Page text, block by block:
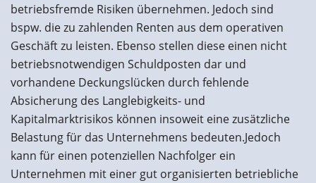
betriebsfremde Risiken übernehmen. Jedoch sind
bspw. die zu zahlenden Renten aus dem operativen
Geschäft zu leisten. Ebenso stellen diese einen nicht
betriebsnotwendigen Schuldposten dar und
vorhandene Deckungslücken durch fehlende
Absicherung des Langlebigkeits- und
Kapitalmarktrisikos können insoweit eine zusätzliche
Belastung für das Unternehmens bedeuten.Jedoch
kann für einen potenziellen Nachfolger ein
Unternehmen mit einer gut organisierten betriebliche